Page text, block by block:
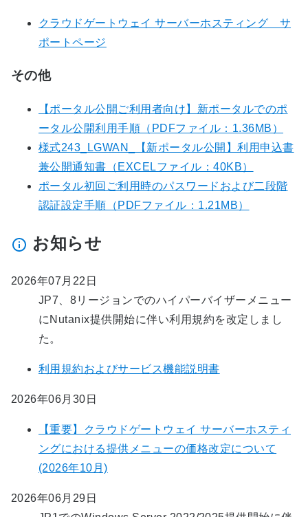
クラウドゲートウェイ サーバーホスティング サ
ポートページ
その他
【ポータル公開ご利用者向け】新ポータルでのポ
ータル公開利用手順（PDFファイル：1.36MB）
様式243_LGWAN_【新ポータル公開】利用申込書
兼公開通知書（EXCELファイル：40KB）
ポータル初回ご利用時のパスワードおよび二段階
認証設定手順（PDFファイル：1.21MB）
お知らせ
2026年07月22日
JP7、8リージョンでのハイパーバイザーメニュー
にNutanix提供開始に伴い利用規約を改定しまし
た。
利用規約およびサービス機能説明書
2026年06月30日
【重要】クラウドゲートウェイ サーバーホスティ
ングにおける提供メニューの価格改定について
(2026年10月)
2026年06月29日